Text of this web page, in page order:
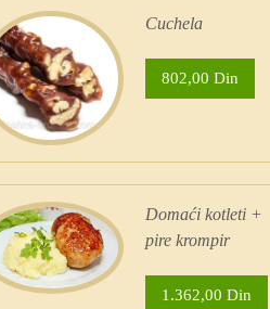
Cuchela
802,00 Din
Domaći kotleti +
pire krompir
1.362,00 Din